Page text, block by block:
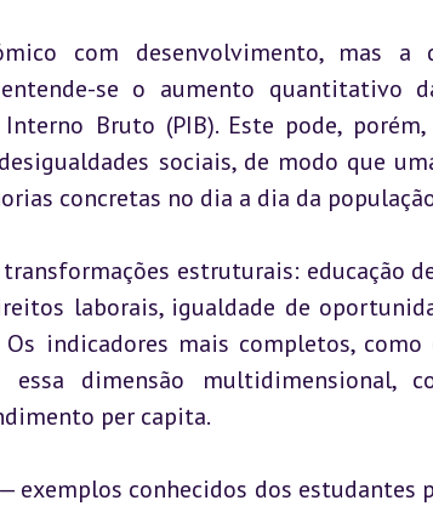
com desenvolvimento, mas a
se o aumento quantitativo
Bruto (PIB). Este pode,
sociais, de modo que
concretas no dia a dia da
estruturais: educação
laborais, igualdade de
indicadores mais completos,
dimensão multidimensional,
per capita.
exemplos conhecidos dos estudantes